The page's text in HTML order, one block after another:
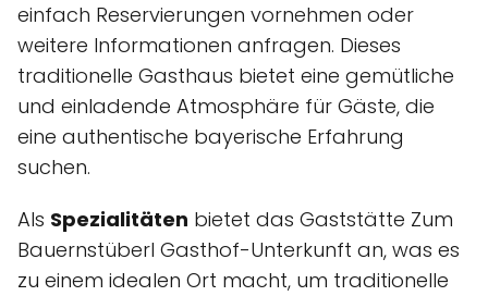
einfach Reservierungen vornehmen oder
weitere Informationen anfragen. Dieses
traditionelle Gasthaus bietet eine gemütliche
und einladende Atmosphäre für Gäste, die
eine authentische bayerische Erfahrung
suchen.
Als Spezialitäten bietet das Gaststätte Zum
Bauernstüberl Gasthof-Unterkunft an, was es
zu einem idealen Ort macht, um traditionelle